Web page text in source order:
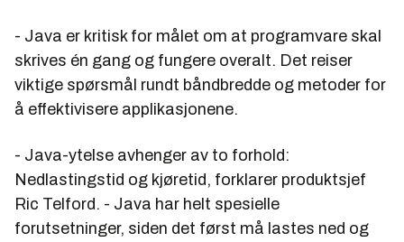
- Java er kritisk for målet om at programvare skal
skrives én gang og fungere overalt. Det reiser
viktige spørsmål rundt båndbredde og metoder for
å effektivisere applikasjonene.
- Java-ytelse avhenger av to forhold:
Nedlastingstid og kjøretid, forklarer produktsjef
Ric Telford. - Java har helt spesielle
forutsetninger, siden det først må lastes ned og